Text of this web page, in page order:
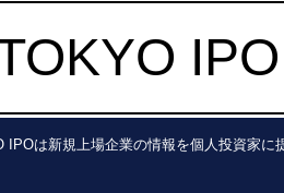
IPOは新規上場企業の情報を個人投資家に